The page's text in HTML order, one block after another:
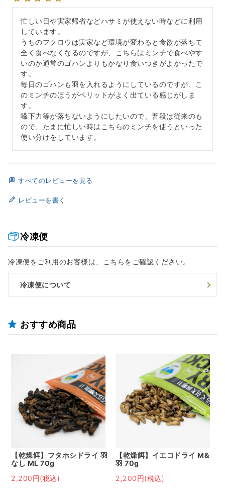
冷凍便
冷凍便をご利用のお客様は、こちらをご確認ください。
冷凍便について
おすすめ商品
【乾燥餌】フタホシドライ 羽
なし ML 70g
2,200円(税込)
【乾燥餌】イエコドライ M&
羽 70g
2,200円(税込)
忙しい日や実家帰省などハサミが使えない時などに利用
しています。
うちのフクロウは実家など環境が変わると食欲が落ちて
全く食べなくなるのですが、こちらはミンチで食べやす
いのか通常のゴハンよりもかなり食いつきがよかったで
す。
毎日のゴハンも羽を入れるようにしているのですが、こ
のミンチのほうがペリットがよく出ている感じがしま
す。
嚥下力等が落ちないようにしたいので、普段は従来のも
ので、たまに忙しい時はこちらのミンチを使うといった
使い分けをしています。
すべてのレビューを見る
レビューを書く